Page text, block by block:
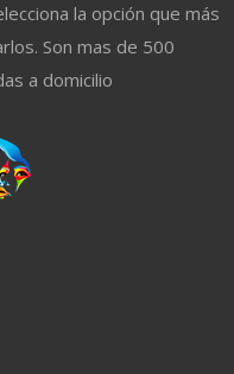
la opción que más
Son mas de 500
a domicilio